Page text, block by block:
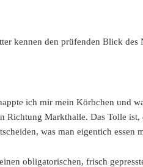
kennen den prüfenden Blick
ich mir mein Körbchen und
Richtung Markthalle. Das Tolle
was man eigentich essen
obligatorischen, frisch